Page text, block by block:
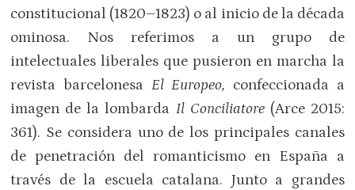
constitucional (1820–1823) o al inicio de la década
ominosa. Nos referimos a un grupo de
intelectuales liberales que pusieron en marcha la
revista barcelonesa El Europeo, confeccionada a
imagen de la lombarda Il Conciliatore(Arce 2015:
361). Se considera uno de los principales canales
de penetración del romanticismo en España a
través de la escuela catalana. Junto a grandes